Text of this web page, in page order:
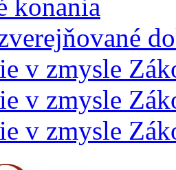
konania
v zmysle
v zmysle
v zmysle